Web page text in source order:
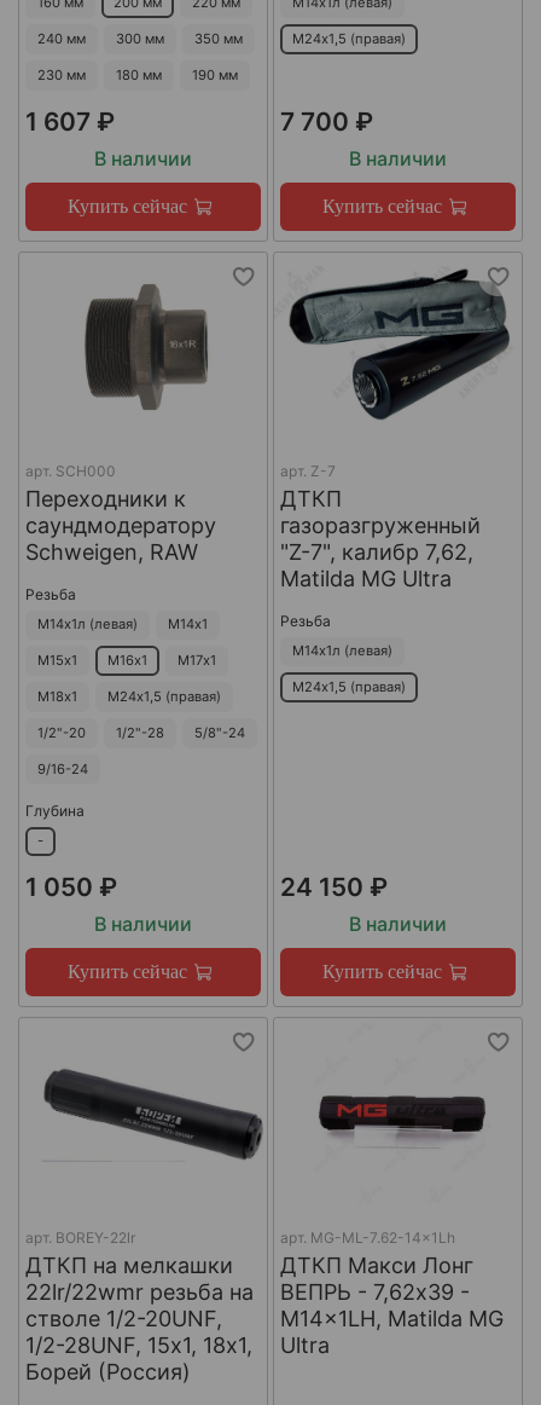
240 мм 300 мм 350 мм
230 мм 180 мм 190 мм
1 607 ₽
В наличии
Купить сейчас
М24х1,5 (правая)
7 700 ₽
В наличии
Купить сейчас
арт. SCH000
Переходники к
саундмодератору
Schweigen, RAW
Резьба
М14х1л (левая) М14х1
М15х1 М16х1 М17х1
М18х1 М24х1,5 (правая)
1/2"-20 1/2"-28 5/8"-24
9/16-24
Глубина
-
1 050 ₽
В наличии
Купить сейчас
арт. Z-7
ДТКП
газоразгруженный
"Z-7", калибр 7,62,
Matilda MG Ultra
Резьба
М14х1л (левая)
М24х1,5 (правая)
24 150 ₽
В наличии
Купить сейчас
арт. BOREY-22lr
ДТКП на мелкашки
22lr/22wmr резьба на
стволе 1/2-20UNF,
1/2-28UNF, 15х1, 18х1,
Борей (Россия)
арт. MG-ML-7.62-14x1Lh
ДТКП Макси Лонг
ВЕПРЬ - 7,62x39 -
M14x1LH, Matilda MG
Ultra